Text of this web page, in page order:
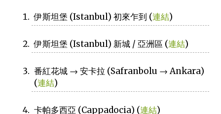
伊斯坦堡 (Istanbul) 初來乍到 (連結)
伊斯坦堡 (Istanbul) 新城 / 亞洲區 (連結)
番紅花城 → 安卡拉 (Safranbolu → Ankara)
(連結)
卡帕多西亞 (Cappadocia) (連結)